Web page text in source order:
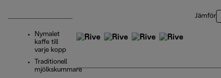
Nymalet
kaffe till
varje kopp
Traditionell
mjölkskummare
Jämför